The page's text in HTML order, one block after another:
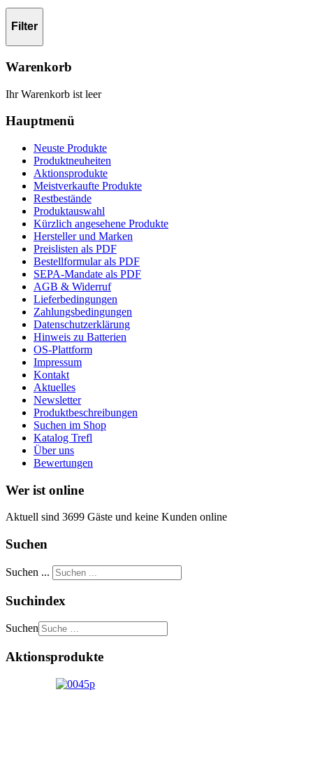
Filter
Warenkorb
Ihr Warenkorb ist leer
Hauptmenü
Neuste Produkte
Produktneuheiten
Aktionsprodukte
Meistverkaufte Produkte
Restbestände
Produktauswahl
Kürzlich angesehene Produkte
Hersteller und Marken
Preislisten als PDF
Bestellformular als PDF
SEPA-Mandate als PDF
AGB & Widerruf
Lieferbedingungen
Zahlungsbedingungen
Datenschutzerklärung
Hinweis zu Batterien
OS-Plattform
Impressum
Kontakt
Aktuelles
Newsletter
Produktbeschreibungen
Suchen im Shop
Katalog Trefl
Über uns
Bewertungen
Wer ist online
Aktuell sind 3699 Gäste und keine Kunden online
Suchen
Suchen ...
Suchindex
Suchen
Aktionsprodukte